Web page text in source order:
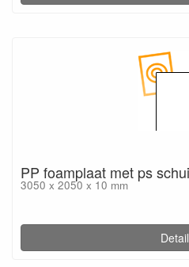
PP foamplaat met ps
3050 x 2050 x 10 mm